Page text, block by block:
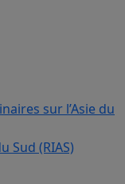
sur l’Asie du
Sud (RIAS)